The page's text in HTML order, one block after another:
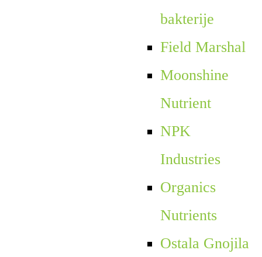
bakterije
Field Marshal
Moonshine
Nutrient
NPK
Industries
Organics
Nutrients
Ostala Gnojila